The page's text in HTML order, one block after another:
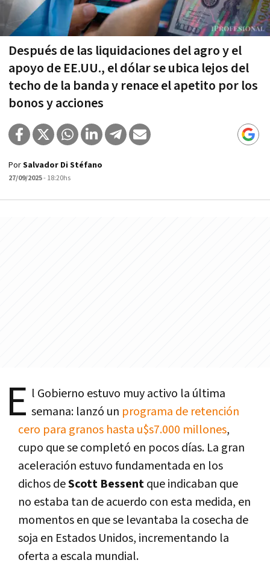
Después de las liquidaciones del agro y el
apoyo de EE.UU., el dólar se ubica lejos del
techo de la banda y renace el apetito por los
bonos y acciones
PorSalvador Di Stéfano
27/09/2025- 18:20hs
E l Gobierno estuvo muy activo la última
semana: lanzó un programa de retención
cero para granos hasta u$s7.000 millones,
cupo que se completó en pocos días. La gran
aceleración estuvo fundamentada en los
dichos deScott Bessentque indicaban que
no estaba tan de acuerdo con esta medida, en
momentos en que se levantaba la cosecha de
soja en Estados Unidos, incrementando la
oferta a escala mundial.